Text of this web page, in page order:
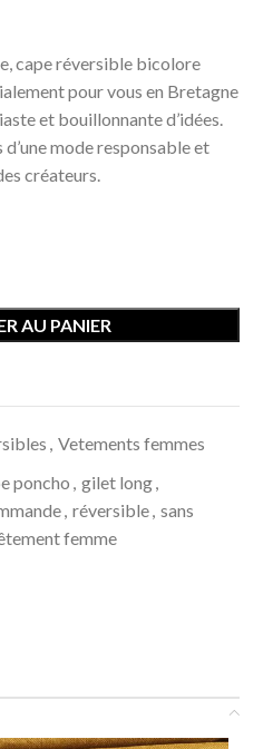
cape réversible bicolore
pour vous en Bretagne
et bouillonnante d’idées.
mode responsable et
créateurs.
AU PANIER
Vetements femmes
poncho gilet long
réversible sans
femme